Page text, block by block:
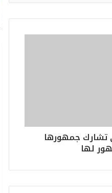
تشارك جمهورها
لها